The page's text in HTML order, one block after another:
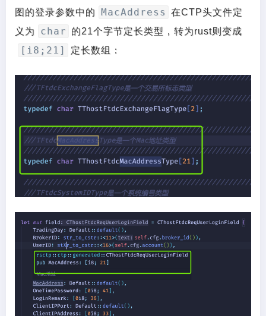
图的登录参数中的
MacAddress
在CTP头文件定
义为
char 的21个字节定长类型，转为rust则变成
[i8;21] 定长数组：